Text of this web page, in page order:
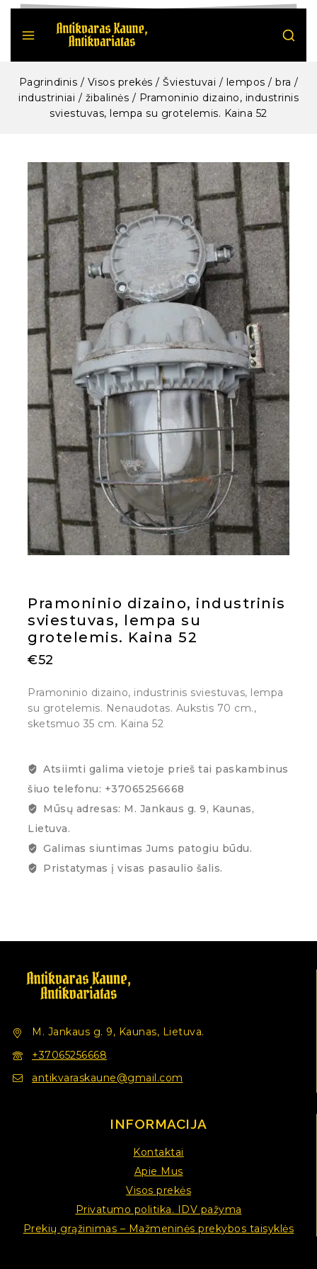
Pagrindinis / Visos prekės / Šviestuvai / lempos / bra /
industriniai / žibalinės / Pramoninio dizaino, industrinis
sviestuvas, lempa su grotelemis. Kaina 52
Pramoninio dizaino, industrinis
sviestuvas, lempa su
grotelemis. Kaina 52
€52
Pramoninio dizaino, industrinis sviestuvas, lempa
su grotelemis. Nenaudotas. Aukstis 70 cm.,
sketsmuo 35 cm. Kaina 52
Atsiimti galima vietoje prieš tai paskambinus
šiuo telefonu: +37065256668
Mūsų adresas: M. Jankaus g. 9, Kaunas,
Lietuva.
Galimas siuntimas Jums patogiu būdu.
Pristatymas į visas pasaulio šalis.
M. Jankaus g. 9, Kaunas, Lietuva.
+37065256668
antikvaraskaune@gmail.com
INFORMACIJA
Kontaktai
Apie Mus
Visos prekės
Privatumo politika. IDV pažyma
Prekių grąžinimas – Mažmeninės prekybos taisyklės